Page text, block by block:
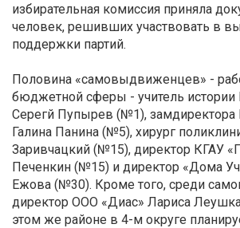
избирательная комиссия приняла
человек, решивших участвовать в
поддержки партий.
Половина «самовыдвиженцев» -
бюджетной сферы - учитель
Серегй Пупырев (№1),
Галина Панина (№5), хирург
Заривчацкий (№15), директор КГАУ
Печенкин (№15) и директор «Дома
Ежова (№30). Кроме того, среди
директор ООО «Диас» Лариса
этом же районе в 4-м округе